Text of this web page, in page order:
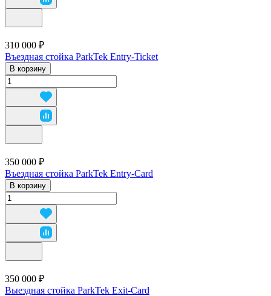
310 000 ₽
Въездная стойка ParkTek Entry-Ticket
В корзину
350 000 ₽
Въездная стойка ParkTek Entry-Card
В корзину
350 000 ₽
Выездная стойка ParkTek Exit-Card